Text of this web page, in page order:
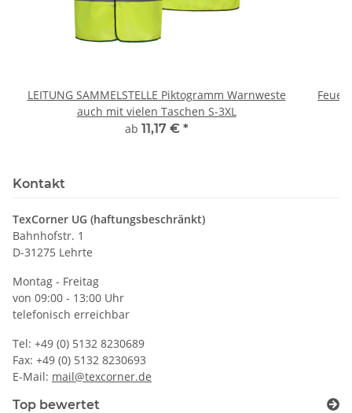
LEITUNG SAMMELSTELLE Piktogramm Warnweste
auch mit vielen Taschen S-3XL
ab 11,17 € *
Kontakt
TexCorner UG (haftungsbeschränkt)
Bahnhofstr. 1
D-31275 Lehrte
Montag - Freitag
von 09:00 - 13:00 Uhr
telefonisch erreichbar
Tel: +49 (0) 5132 8230689
Fax: +49 (0) 5132 8230693
E-Mail: mail@texcorner.de
Top bewertet